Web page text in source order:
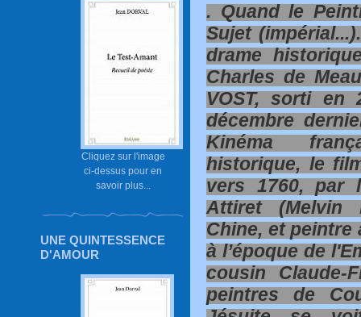
Cliquez sur l'image
ci-dessus pour en
savoir plus...
UNE QUINTESSENCE
D'AMOUR
. Quand le
Sujet
drame
Charles de
VOST, sorti en
décembre
Kinéma
historique, le
vers 1760, par
Attiret (Melvin
Chine, et peintre
à l’époque de
cousin
peintres de